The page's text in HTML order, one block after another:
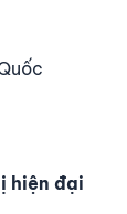
hiện đại